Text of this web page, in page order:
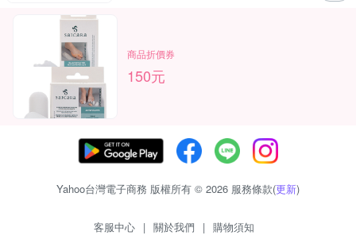
商品折價券
150元
Yahoo台灣電子商務 版權所有 © 2026 服務條款(更新)
客服中心 | 關於我們 | 購物須知